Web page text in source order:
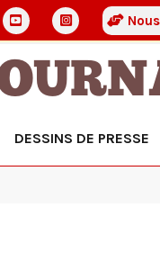
DESSINS DE PRESSE